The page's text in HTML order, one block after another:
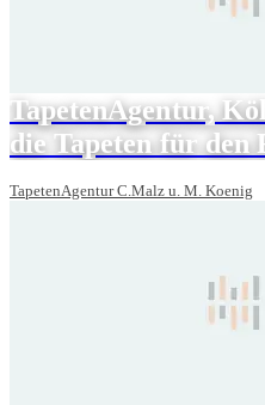
TapetenAgentur,
die Tapeten für den
TapetenAgentur C.Malz u. M. Koenig